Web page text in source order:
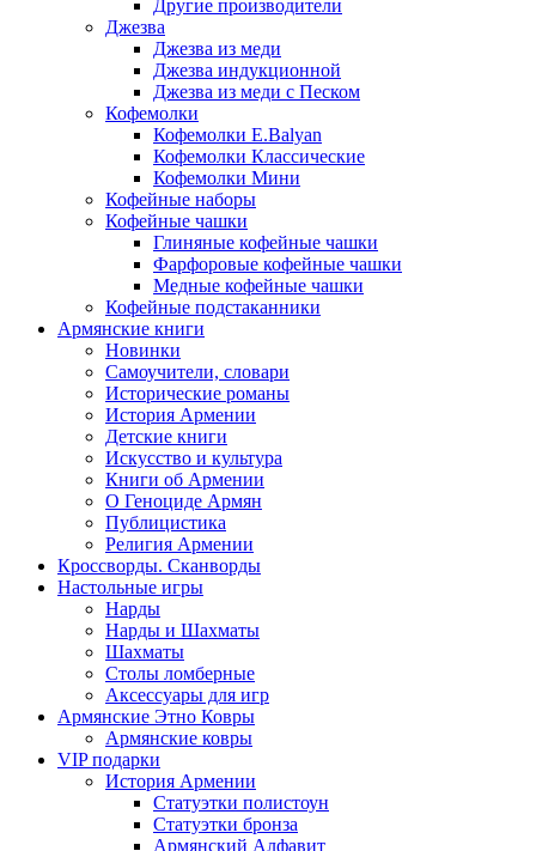
Другие производители
Джезва
Джезва из меди
Джезва индукционной
Джезва из меди с Песком
Кофемолки
Кофемолки E.Balyan
Кофемолки Классические
Кофемолки Мини
Кофейные наборы
Кофейные чашки
Глиняные кофейные чашки
Фарфоровые кофейные чашки
Медные кофейные чашки
Кофейные подстаканники
Армянские книги
Новинки
Самоучители, словари
Исторические романы
История Армении
Детские книги
Иcкусство и культура
Книги об Армении
О Геноциде Армян
Публицистика
Религия Армении
Кроссворды. Сканворды
Настольные игры
Нарды
Нарды и Шахматы
Шахматы
Столы ломберные
Аксессуары для игр
Армянские Этно Ковры
Армянские ковры
VIP подарки
История Армении
Статуэтки полистоун
Статуэтки бронза
Армянский Алфавит